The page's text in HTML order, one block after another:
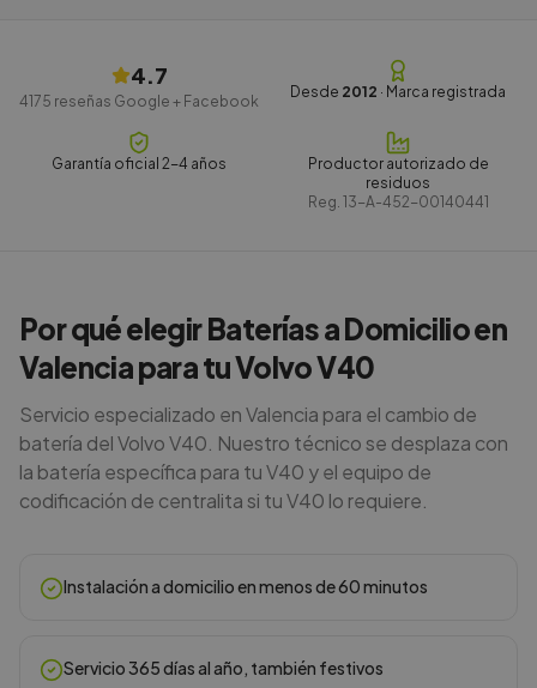
4.7
4175 reseñas Google + Facebook
Desde 2012 · Marca registrada
Garantía oficial 2-4 años
Productor autorizado de
residuos
Reg. 13-A-452-00140441
Por qué elegir Baterías a Domicilio en
Valencia para tu Volvo V40
Servicio especializado en Valencia para el cambio de
batería del Volvo V40. Nuestro técnico se desplaza con
la batería específica para tu V40 y el equipo de
codificación de centralita si tu V40 lo requiere.
Instalación a domicilio en menos de 60 minutos
Servicio 365 días al año, también festivos